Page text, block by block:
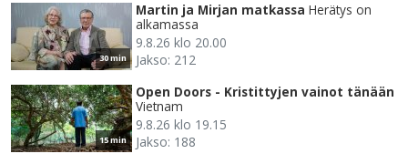
30 min
Martin ja Mirjan matkassa Herätys on
alkamassa
9.8.26 klo 20.00
Jakso: 212
15 min
Open Doors - Kristittyjen vainot tänään
Vietnam
9.8.26 klo 19.15
Jakso: 188